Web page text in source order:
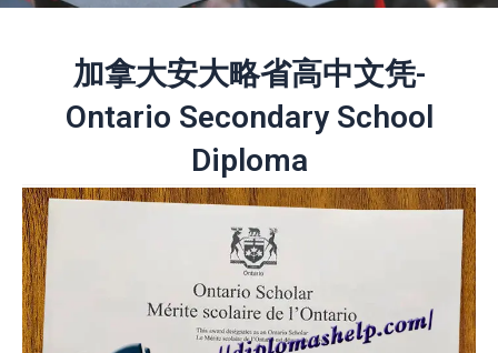
加拿大安大略省高中文凭-
Ontario Secondary School
Diploma